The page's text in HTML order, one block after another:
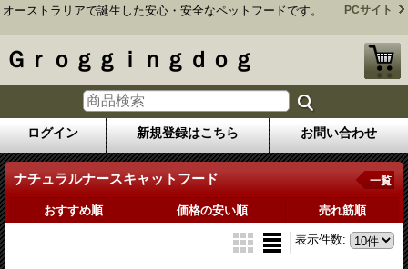
オーストラリアで誕生した安心・安全なペットフードです。 PCサイト
Ｇｒｏｇｇｉｎｇｄｏｇ
ログイン 新規登録はこちら お問い合わせ
ナチュラルナースキャットフード 一覧
おすすめ順 価格の安い順 売れ筋順
表示件数: